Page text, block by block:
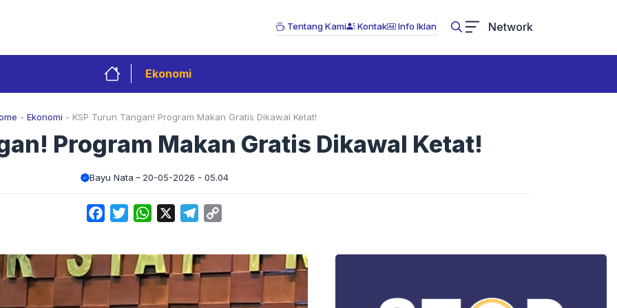
Tentang Kami Kontak Info Iklan Network
Ekonomi
- Ekonomi - KSP Turun Tangan! Program Makan Gratis Dikawal Ketat!
Program Makan Gratis Dikawal Ketat!
Bayu Nata 20-05-2026 - 05.04
FacebookTwitterWhatsApp Telegram